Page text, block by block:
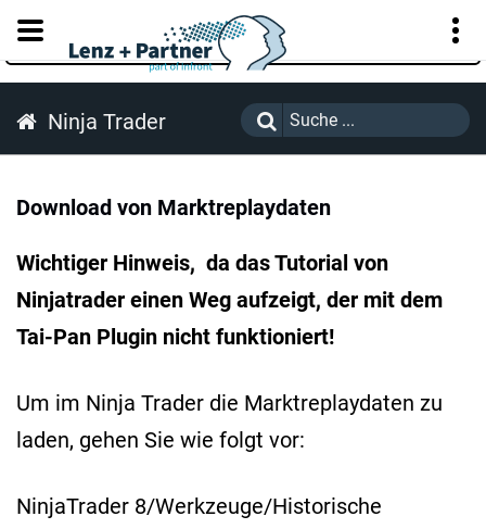
KUNDENPORTAL
Ninja Trader
Download von Marktreplaydaten
Wichtiger Hinweis, da das Tutorial von
Ninjatrader einen Weg aufzeigt, der mit dem
Tai-Pan Plugin nicht funktioniert!
Um im Ninja Trader die Marktreplaydaten zu
laden, gehen Sie wie folgt vor:
NinjaTrader 8/Werkzeuge/Historische